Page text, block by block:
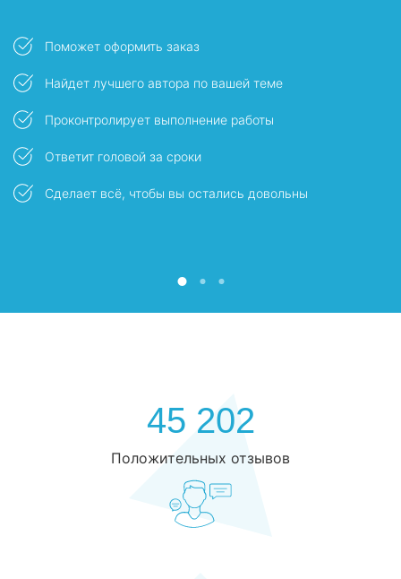
Поможет оформить заказ
Найдет лучшего автора по вашей теме
Проконтролирует выполнение работы
Ответит головой за сроки
Сделает всё, чтобы вы остались довольны
45 202
Положительных отзывов